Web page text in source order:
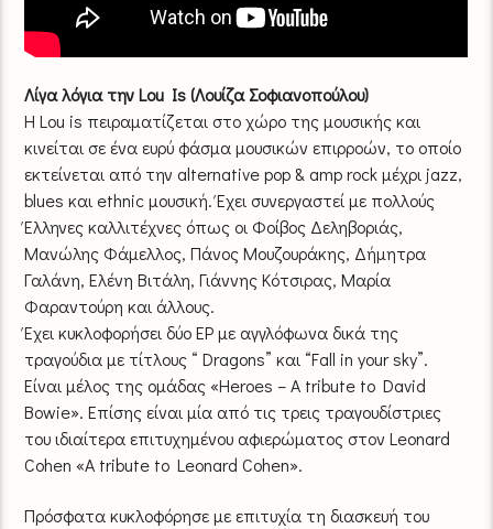
Λίγα λόγια την Lou Is (Λουίζα Σοφιανοπούλου)
Η Lou is πειραματίζεται στο χώρο της μουσικής και
κινείται σε ένα ευρύ φάσμα μουσικών επιρροών, το οποίο
εκτείνεται από την alternative pop & amp rock μέχρι jazz,
blues και ethnic μουσική. Έχει συνεργαστεί με πολλούς
Έλληνες καλλιτέχνες όπως οι Φοίβος Δεληβοριάς,
Μανώλης Φάμελλος, Πάνος Μουζουράκης, Δήμητρα
Γαλάνη, Ελένη Βιτάλη, Γιάννης Κότσιρας, Μαρία
Φαραντούρη και άλλους.
Έχει κυκλοφορήσει δύο EP με αγγλόφωνα δικά της
τραγούδια με τίτλους “ Dragons” και “Fall in your sky”.
Είναι μέλος της ομάδας «Heroes – A tribute to David
Bowie». Επίσης είναι μία από τις τρεις τραγουδίστριες
του ιδιαίτερα επιτυχημένου αφιερώματος στον Leonard
Cohen «A tribute to Leonard Cohen».
Πρόσφατα κυκλοφόρησε με επιτυχία τη διασκευή του